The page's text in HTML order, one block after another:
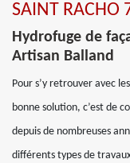
SAINT RACHO
Hydrofuge de
Artisan Balland
Pour s’y retrouver avec
bonne solution, c’est de
depuis de nombreuses
différents types de